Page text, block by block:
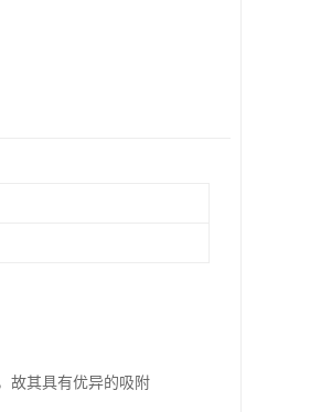
故其具有优异的吸附